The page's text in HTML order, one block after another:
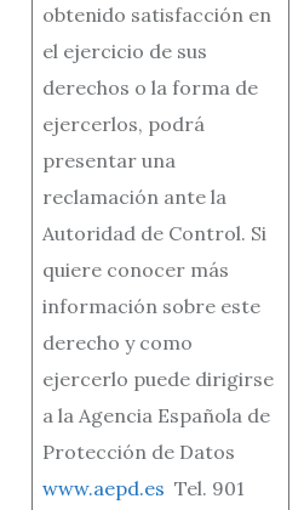
obtenido satisfacción en
el ejercicio de sus
derechos o la forma de
ejercerlos, podrá
presentar una
reclamación ante la
Autoridad de Control. Si
quiere conocer más
información sobre este
derecho y como
ejercerlo puede dirigirse
a la Agencia Española de
Protección de Datos
www.aepd.es Tel. 901